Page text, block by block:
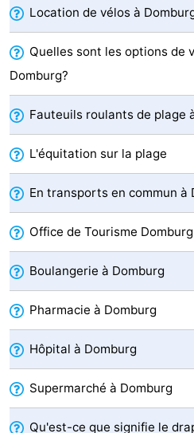
Route
-
Stationnement
Adresses
Médicales
Région
Zeeland
Schouwen-
Duiveland
-
Renesse
-
Brouwershaven
-
Bruinisse
-
Zierikzee
-
Nature
-
Location de vélos à
Quelles sont les options de
Domburg?
Fauteuils roulants de plage
L'équitation sur la plage
En transports en commun à
Office de Tourisme Domburg
Boulangerie à Domburg
Pharmacie à Domburg
Hôpital à Domburg
Supermarché à Domburg
Qu'est-ce que signifie le